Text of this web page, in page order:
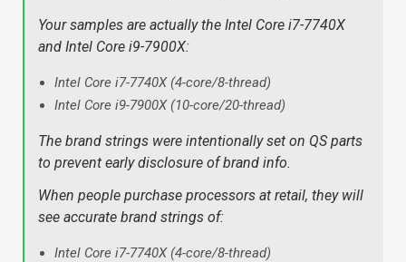
Your samples are actually the Intel Core i7-7740X
and Intel Core i9-7900X:
Intel Core i7-7740X (4-core/8-thread)
Intel Core i9-7900X (10-core/20-thread)
The brand strings were intentionally set on QS parts
to prevent early disclosure of brand info.
When people purchase processors at retail, they will
see accurate brand strings of:
Intel Core i7-7740X (4-core/8-thread)